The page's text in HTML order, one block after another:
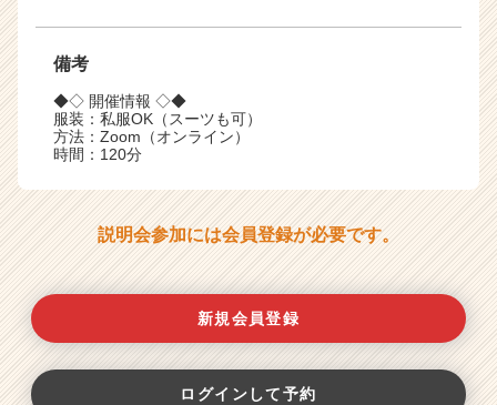
備考
◆◇ 開催情報 ◇◆
服装：私服OK（スーツも可）
方法：Zoom（オンライン）
時間：120分
説明会参加には会員登録が必要です。
新規会員登録
ログインして予約